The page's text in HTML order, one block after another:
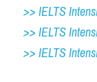
>> IELTS
>> IELTS
>> IELTS